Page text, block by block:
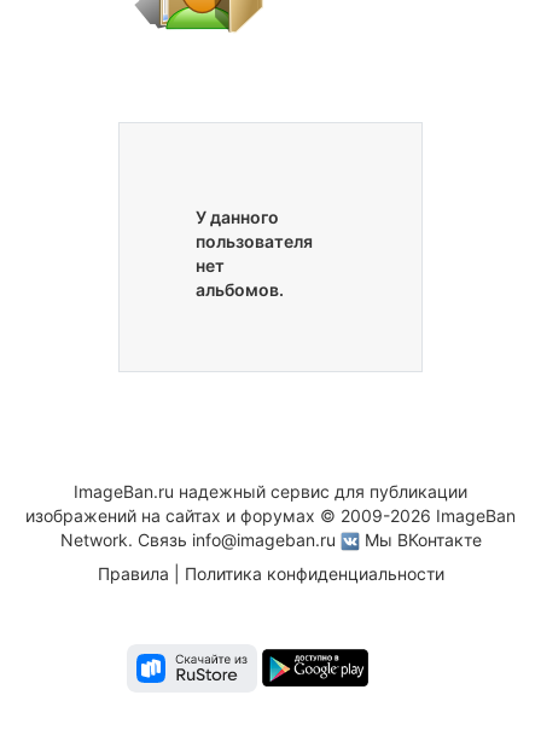
У данного
пользователя
нет
альбомов.
ImageBan.ru надежный сервис для публикации
изображений на сайтах и форумах © 2009-2026 ImageBan
Network. Связь info@imageban.ru
Мы ВКонтакте
Правила
Политика конфиденциальности